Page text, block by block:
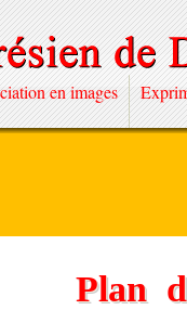
en images
Plan